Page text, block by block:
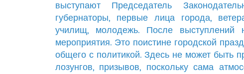
выступают Председатель
губернаторы, первые лица города,
училищ, молодежь. После выступлений
мероприятия. Это поистине городской
общего с политикой. Здесь не может быть
лозунгов, призывов, поскольку сама